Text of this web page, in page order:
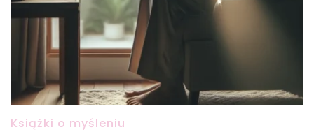
Książki o myśleniu